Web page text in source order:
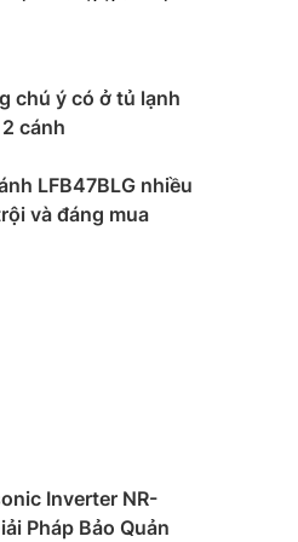
quan sát thực
ngăn đá trên.
cầu bảo quản
Tuy nhiên phổ
kế ngăn mát trên
chú ý có ở tủ lạnh
cánh
LFB47BLG nhiều
và đáng mua
Inverter NR-
Pháp Bảo Quản